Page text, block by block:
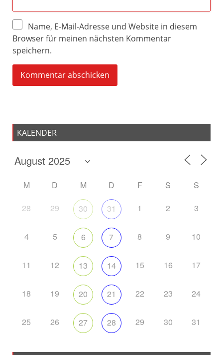
Name, E-Mail-Adresse und Website in diesem
Browser für meinen nächsten Kommentar
speichern.
KALENDER
M D M D F S S
28 29 30 31 1 2 3
4 5 6 7 8 9 10
11 12 13 14 15 16 17
18 19 20 21 22 23 24
25 26 27 28 29 30 31